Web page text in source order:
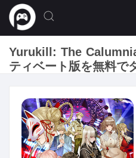
Yurukill: The
ティベート版を無料で